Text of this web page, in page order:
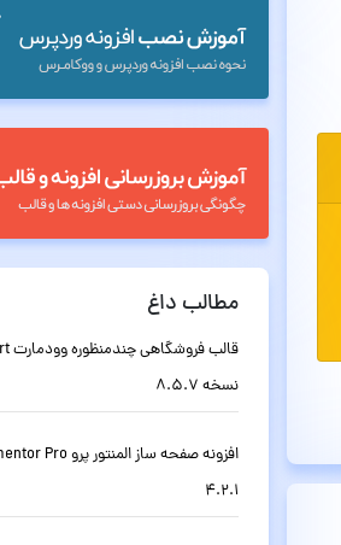
مطالب داغ
نسخه 8.5.7
4.2.1